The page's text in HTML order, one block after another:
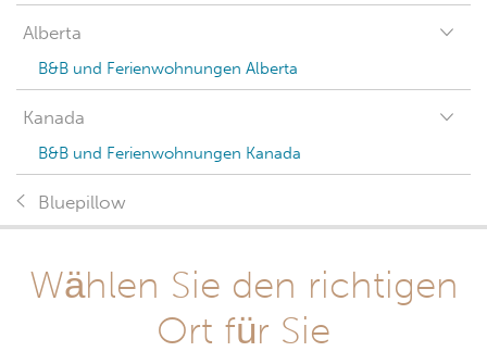
Alberta
B&B und Ferienwohnungen Alberta
Kanada
B&B und Ferienwohnungen Kanada
Bluepillow
Wählen Sie den richtigen
Ort für Sie